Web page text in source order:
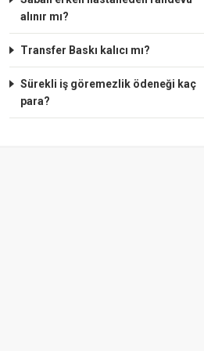
alınır mı?
Transfer Baskı kalıcı mı?
Sürekli iş göremezlik ödeneği kaç
para?